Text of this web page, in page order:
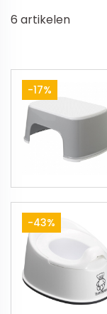
Veiligheid in en
Veiligheid buiten
Meer
Kinderstoelen
Accessoires
Meer
6 artikelen
-17%
-43%